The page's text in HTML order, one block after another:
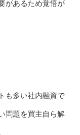
があるため覚悟が
も多い社内融資で
問題を買主自ら解